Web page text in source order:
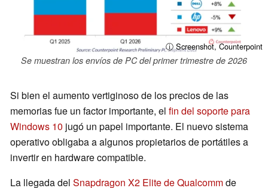
ⓘ Screenshot, Counterpoint
Se muestran los envíos de PC del primer trimestre de 2026
Si bien el aumento vertiginoso de los precios de las
memorias fue un factor importante, el fin del soporte para
Windows 10 jugó un papel importante. El nuevo sistema
operativo obligaba a algunos propietarios de portátiles a
invertir en hardware compatible.
La llegada del Snapdragon X2 Elite de Qualcommde